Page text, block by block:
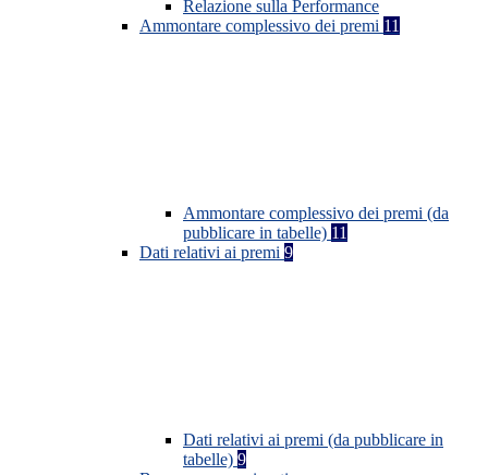
Relazione sulla Performance
Ammontare complessivo dei premi 11
Ammontare complessivo dei premi (da
pubblicare in tabelle) 11
Dati relativi ai premi 9
Dati relativi ai premi (da pubblicare in
tabelle) 9